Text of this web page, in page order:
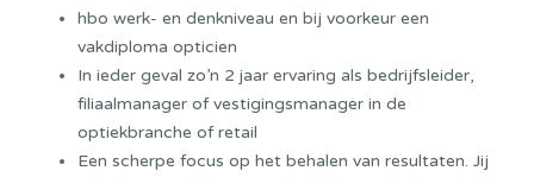
hbo werk- en denkniveau en bij voorkeur een
vakdiploma opticien
In ieder geval zo’n 2 jaar ervaring als bedrijfsleider,
filiaalmanager of vestigingsmanager in de
optiekbranche of retail
Een scherpe focus op het behalen van resultaten. Jij